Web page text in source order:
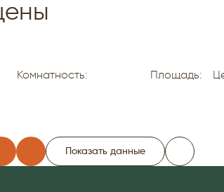
Комнатность: Площадь:
Показать данные